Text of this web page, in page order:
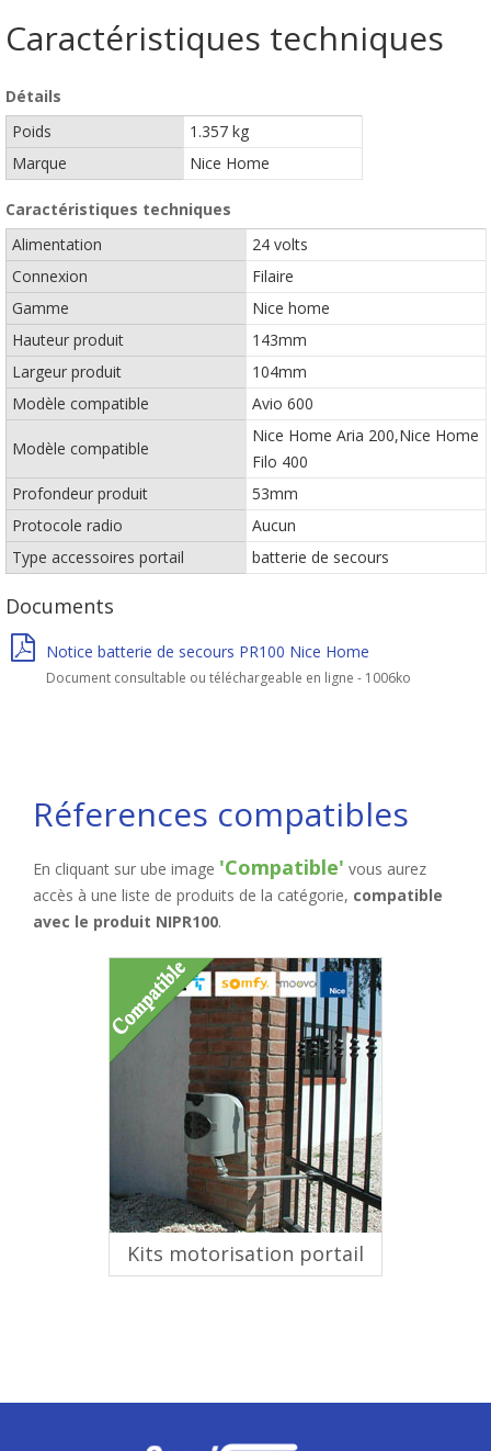
Caractéristiques techniques
Détails
Poids
1.357 kg
Marque
Nice Home
Caractéristiques techniques
Alimentation
24 volts
Connexion
Filaire
Gamme
Nice home
Hauteur produit
143mm
Largeur produit
104mm
Modèle compatible
Avio 600
Modèle compatible
Nice Home Aria 200,Nice Home
Filo 400
Profondeur produit
53mm
Protocole radio
Aucun
Type accessoires portail
batterie de secours
Documents
Notice batterie de secours PR100 Nice Home
Document consultable ou téléchargeable en ligne - 1006ko
Réferences compatibles
En cliquant sur ube image 'Compatible' vous aurez
accès à une liste de produits de la catégorie, compatible
avec le produit NIPR100.
Kits motorisation portail